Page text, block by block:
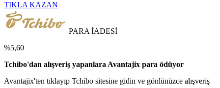
TIKLA KAZAN
PARA İADESİ
%5,60
Tchibo'dan alışveriş yapanlara Avantajix para ödüyor
Avantajix'ten tıklayıp Tchibo sitesine gidin ve gönlünüzce alışveriş